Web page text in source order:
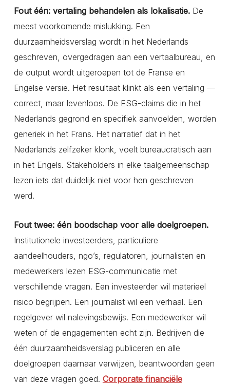
Fout één: vertaling behandelen als lokalisatie.De
meest voorkomende mislukking. Een
duurzaamheidsverslag wordt in het Nederlands
geschreven, overgedragen aan een vertaalbureau, en
de output wordt uitgeroepen tot de Franse en
Engelse versie. Het resultaat klinkt als een vertaling —
correct, maar levenloos. De ESG-claims die in het
Nederlands gegrond en specifiek aanvoelden, worden
generiek in het Frans. Het narratief dat in het
Nederlands zelfzeker klonk, voelt bureaucratisch aan
in het Engels. Stakeholders in elke taalgemeenschap
lezen iets dat duidelijk niet voor hen geschreven
werd.
Fout twee: één boodschap voor alle doelgroepen.
Institutionele investeerders, particuliere
aandeelhouders, ngo’s, regulatoren, journalisten en
medewerkers lezen ESG-communicatie met
verschillende vragen. Een investeerder wil materieel
risico begrijpen. Een journalist wil een verhaal. Een
regelgever wil nalevingsbewijs. Een medewerker wil
weten of de engagementen echt zijn. Bedrijven die
één duurzaamheidsverslag publiceren en alle
doelgroepen daarnaar verwijzen, beantwoorden geen
van deze vragen goed. Corporate financiële